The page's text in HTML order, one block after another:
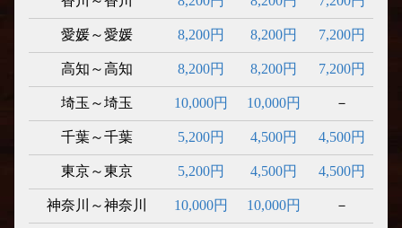
愛媛～愛媛 8,200円 8,200円 7,200円
高知～高知 8,200円 8,200円 7,200円
埼玉～埼玉 10,000円 10,000円 －
千葉～千葉 5,200円 4,500円 4,500円
東京～東京 5,200円 4,500円 4,500円
神奈川～神奈川 10,000円 10,000円 －